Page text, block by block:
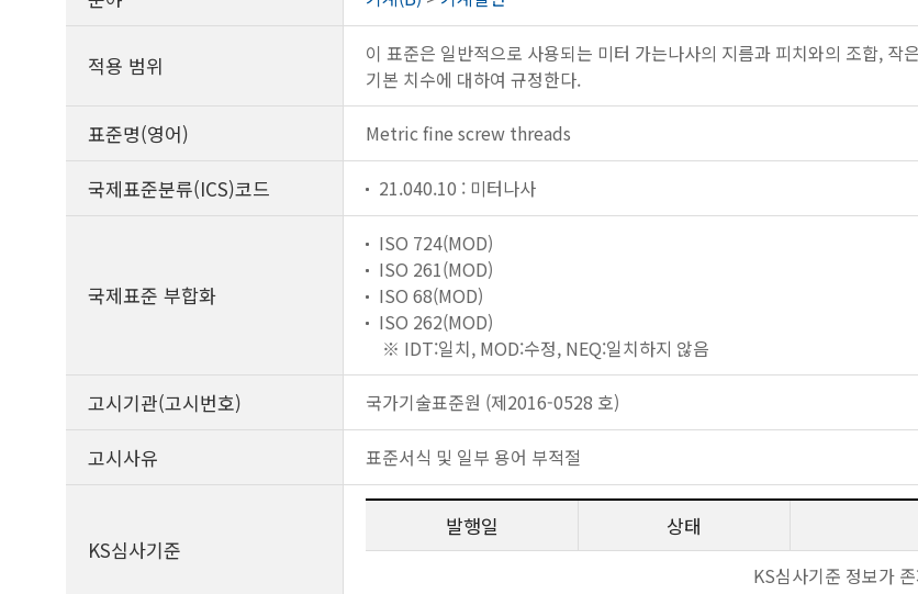
적용 범위
이 표준은 일반적으로 사용되는 미터 가는나사의 지름과 피치와의 조합,
기본 치수에 대하여 규정한다.
표준명(영어) Metric fine screw threads
국제표준분류(ICS)코드 21.040.10 : 미터나사
국제표준 부합화
ISO 724(MOD)
ISO 261(MOD)
ISO 68(MOD)
ISO 262(MOD)
※ IDT:일치, MOD:수정, NEQ:일치하지 않음
고시기관(고시번호) 국가기술표준원 (제2016-0528 호)
고시사유 표준서식 및 일부 용어 부적절
KS심사기준
발행일 상태
KS심사기준 정보가